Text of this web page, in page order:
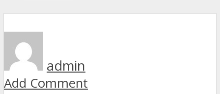
admin
Add Comment